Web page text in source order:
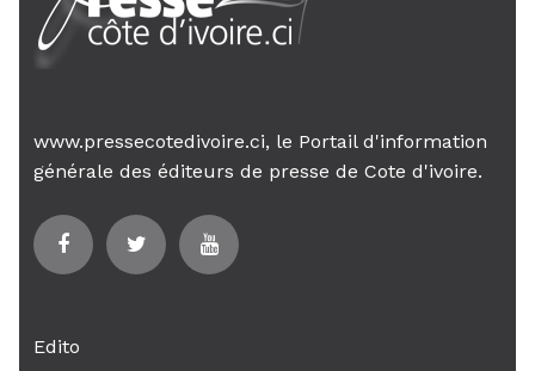
www.pressecotedivoire.ci, le Portail d'information
générale des éditeurs de presse de Cote d'ivoire.
Edito